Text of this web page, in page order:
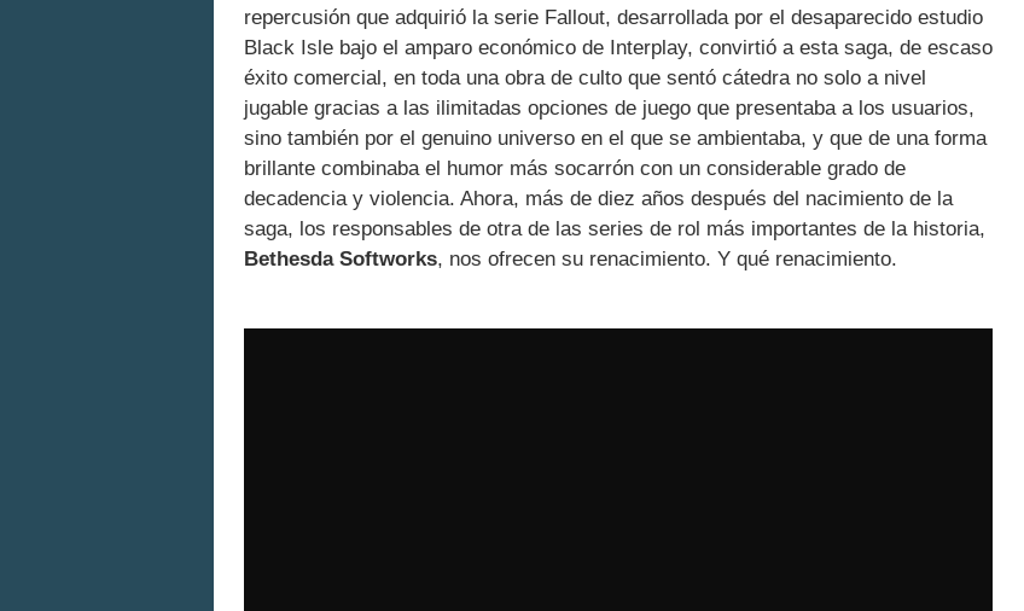
repercusión que adquirió la serie Fallout, desarrollada por el desaparecido estudio
Black Isle bajo el amparo económico de Interplay, convirtió a esta saga, de escaso
éxito comercial, en toda una obra de culto que sentó cátedra no solo a nivel
jugable gracias a las ilimitadas opciones de juego que presentaba a los usuarios,
sino también por el genuino universo en el que se ambientaba, y que de una forma
brillante combinaba el humor más socarrón con un considerable grado de
decadencia y violencia. Ahora, más de diez años después del nacimiento de la
saga, los responsables de otra de las series de rol más importantes de la historia,
Bethesda Softworks, nos ofrecen su renacimiento. Y qué renacimiento.